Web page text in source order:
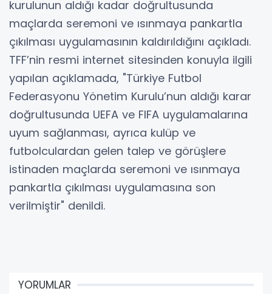
kurulunun aldığı kadar doğrultusunda
maçlarda seremoni ve ısınmaya pankartla
çıkılması uygulamasının kaldırıldığını açıkladı.
TFF’nin resmi internet sitesinden konuyla ilgili
yapılan açıklamada, "Türkiye Futbol
Federasyonu Yönetim Kurulu’nun aldığı karar
doğrultusunda UEFA ve FIFA uygulamalarına
uyum sağlanması, ayrıca kulüp ve
futbolculardan gelen talep ve görüşlere
istinaden maçlarda seremoni ve ısınmaya
pankartla çıkılması uygulamasına son
verilmiştir" denildi.
YORUMLAR